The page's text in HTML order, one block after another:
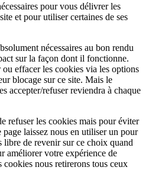
pour vous délivrer les
et pour utiliser certaines de ses
nécessaires au bon rendu
sur la façon dont il fonctionne.
effacer les cookies via les options
blocage sur ce site. Mais le
accepter/refuser reviendra à chaque
refuser les cookies mais pour éviter
laissez nous en utiliser un pour
libre de revenir sur ce choix quand
améliorer votre expérience de
nous retirerons tous ceux